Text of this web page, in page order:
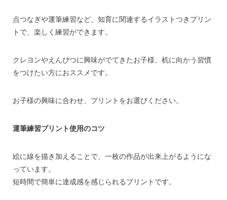
点つなぎや運筆練習など、知育に関連するイラストつきプリン
トで、楽しく練習ができます。
クレヨンやえんぴつに興味がでてきたお子様、机に向かう習慣
をつけたい方におススメです。
お子様の興味に合わせ、プリントをお選びください。
運筆練習プリント使用のコツ
絵に線を描き加えることで、一枚の作品が出来上がるようにな
っています。
短時間で簡単に達成感を感じられるプリントです。